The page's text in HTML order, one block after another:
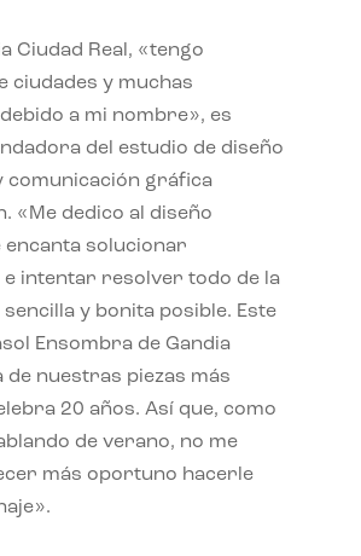
Ciudad Real, «tengo
ciudades y muchas
a mi nombre», es
del estudio de diseño
comunicación gráfica
«Me dedico al diseño
encanta solucionar
e intentar resolver todo de la
y bonita posible. Este
Ensombra de Gandia
de nuestras piezas más
20 años. Así que, como
de verano, no me
más oportuno hacerle